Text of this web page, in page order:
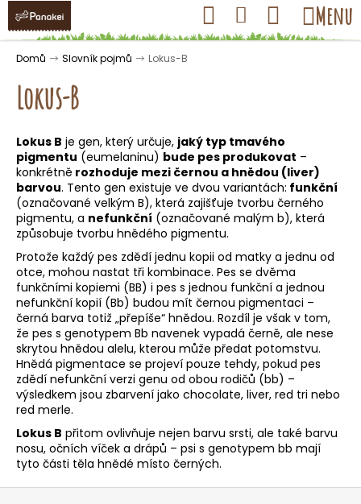
Přejít
obsah
Hledat Přihlášení
Nákupní
košík
Menu
Domů Slovník pojmů Lokus-B
Lokus-B
Lokus B je gen, který určuje, jaký typ tmavého
pigmentu (eumelaninu) bude pes produkovat –
konkrétně rozhoduje mezi černou a hnědou (liver)
barvou. Tento gen existuje ve dvou variantách: funkční
(označované velkým B), která zajišťuje tvorbu černého
pigmentu, a nefunkční (označované malým b), která
způsobuje tvorbu hnědého pigmentu.
Protože každý pes zdědí jednu kopii od matky a jednu od
otce, mohou nastat tři kombinace. Pes se dvěma
funkčními kopiemi (BB) i pes s jednou funkční a jednou
nefunkční kopií (Bb) budou mít černou pigmentaci –
černá barva totiž „přepíše“ hnědou. Rozdíl je však v tom,
že pes s genotypem Bb navenek vypadá černě, ale nese
skrytou hnědou alelu, kterou může předat potomstvu.
Hnědá pigmentace se projeví pouze tehdy, pokud pes
zdědí nefunkční verzi genu od obou rodičů (bb) –
výsledkem jsou zbarvení jako chocolate, liver, red tri nebo
red merle.
Lokus B přitom ovlivňuje nejen barvu srsti, ale také barvu
nosu, očních víček a drápů – psi s genotypem bb mají
tyto části těla hnědé místo černých.
K
o Zpět
Zpět
C
o
p
o
t
ř
e
b
u
j
e
t
e
n
a
j
í